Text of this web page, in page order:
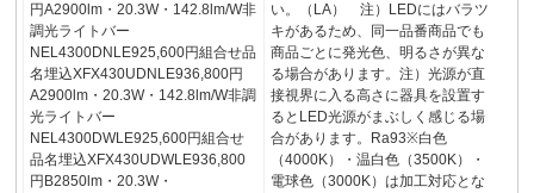
円A2900lm・20.3W・142.8lm/W非
調光ライトバー
NEL4300DNLE925,600円組合せ品
名埋込XFX430UDNLE936,800円
A2900lm・20.3W・142.8lm/W非調
光ライトバー
NEL4300DWLE925,600円組合せ
品名埋込XFX430UDWLE936,800
円B2850lm・20.3W・
い。（LA） 注）LEDにはバラツ
キがあるため、同一品番商品でも
商品ごとに発光色、明るさが異な
る場合があります。注）光源が直
接視界に入る高さに器具を設置す
るとLED光源がまぶしく感じる場
合があります。Ra93※白色
（4000K）・温白色（3500K）・
電球色（3000K）は加工対応とな